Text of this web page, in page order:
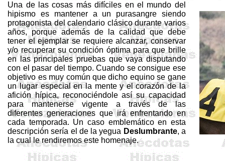
Una de las cosas más difíciles en el mundo del
hipismo es mantener a un purasangre siendo
protagonista del calendario clásico durante varios
años, porque además de la calidad que debe
tener el ejemplar se requiere alcanzar, conservar
y/o recuperar su condición óptima para que brille
en las principales pruebas que vaya disputando
con el pasar del tiempo. Cuando se consigue ese
objetivo es muy común que dicho equino se gane
un lugar especial en la mente y el corazón de la
afición hípica, reconociéndole así su capacidad
para mantenerse vigente a través de las
diferentes generaciones que irá enfrentando en
cada temporada. Un caso emblemático en esta
descripción sería el de la yegua Deslumbrante, a
la cual le rendiremos este homenaje.